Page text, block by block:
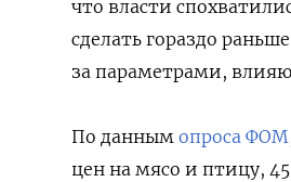
что власти
сделать гораздо
за параметрами,
По данным опроса ФОМ
цен на мясо и птицу,